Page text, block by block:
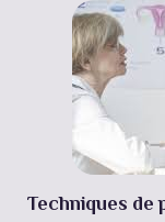
Techniques de